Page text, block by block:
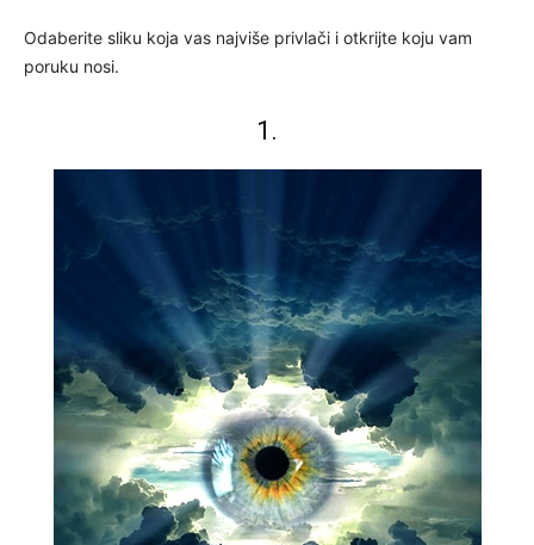
Odaberite sliku koja vas najviše privlači i otkrijte koju vam
poruku nosi.
1.